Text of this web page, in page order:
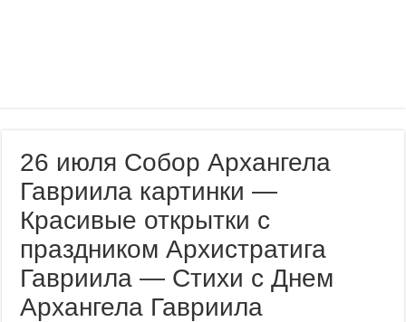
26 июля Собор Архангела
Гавриила картинки —
Красивые открытки с
праздником Архистратига
Гавриила — Стихи с Днем
Архангела Гавриила